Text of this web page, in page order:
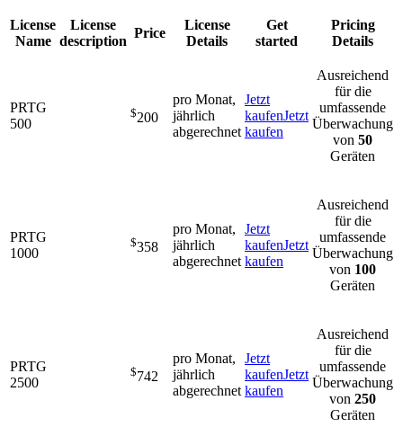
License
Name
License
description
Price
License
Details
Get
started
Pricing
Details
PRTG
500
$200
pro Monat,
jährlich
abgerechnet
Jetzt
kaufenJetzt
kaufen
Ausreichend
für die
umfassende
Überwachung
von 50
Geräten
PRTG
1000
$358
pro Monat,
jährlich
abgerechnet
Jetzt
kaufenJetzt
kaufen
Ausreichend
für die
umfassende
Überwachung
von 100
Geräten
PRTG
2500
$742
pro Monat,
jährlich
abgerechnet
Jetzt
kaufenJetzt
kaufen
Ausreichend
für die
umfassende
Überwachung
von 250
Geräten